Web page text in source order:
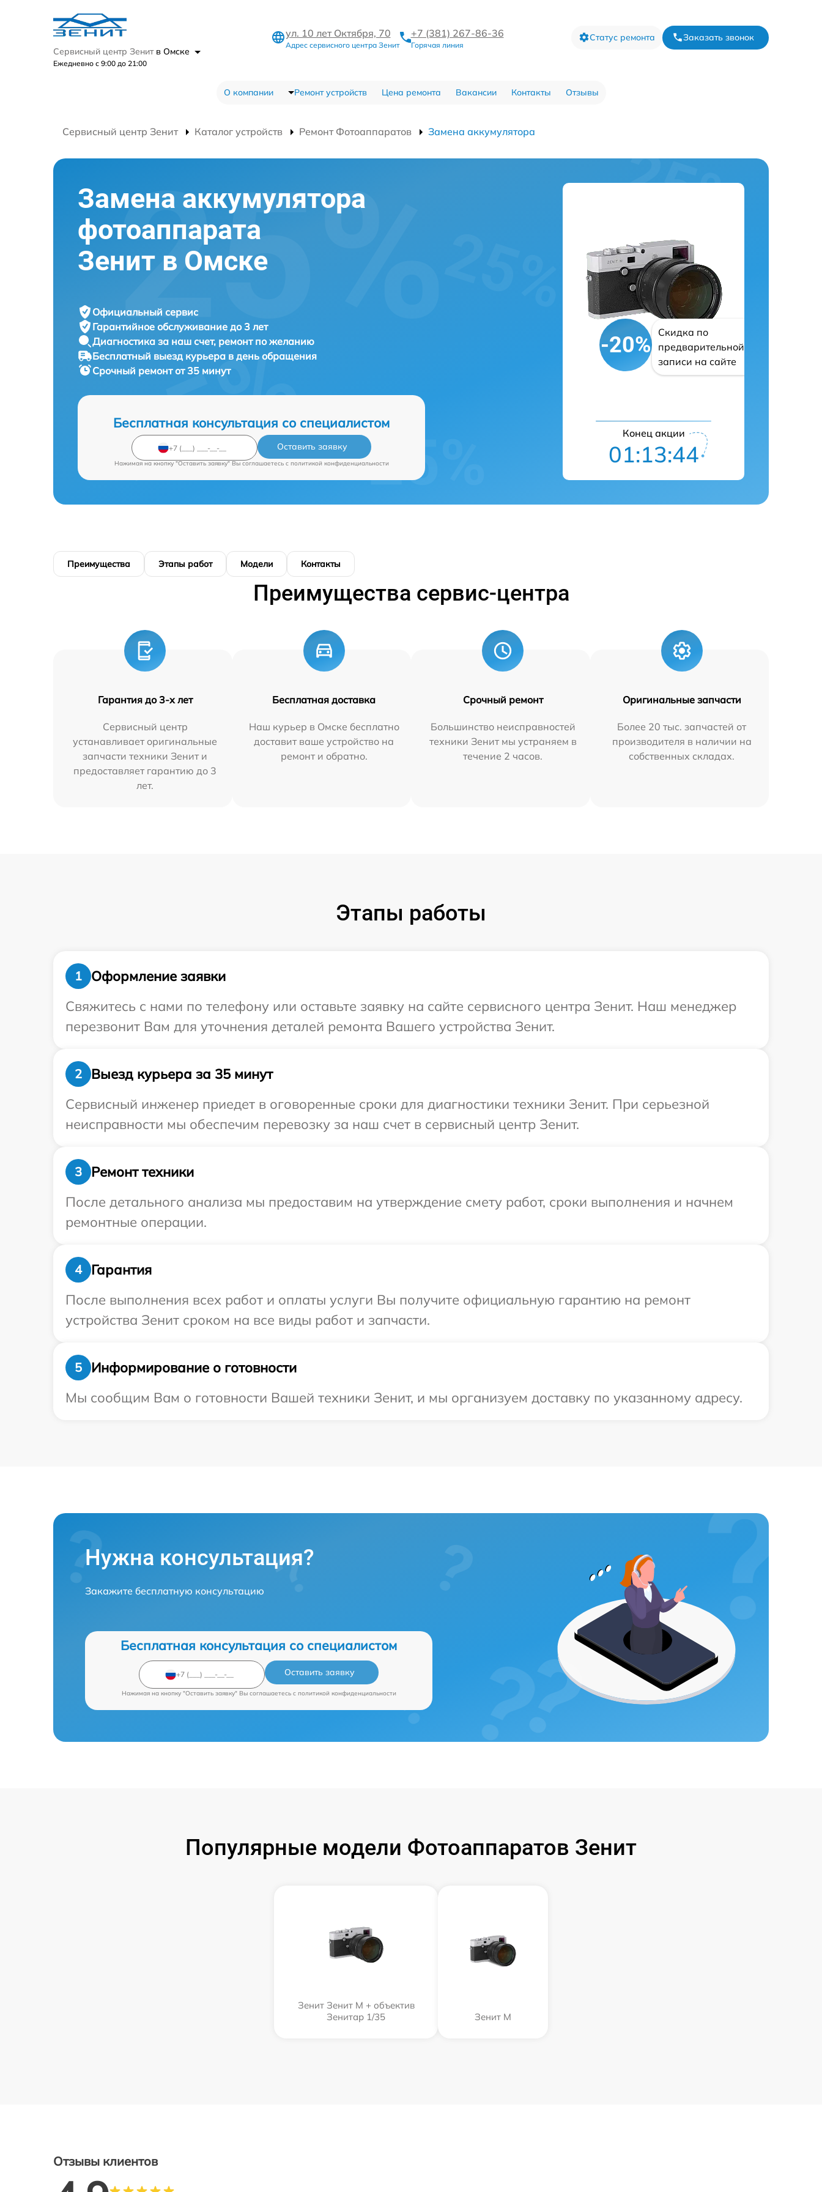
Сервисный центр Зенит в Омске
Ежедневно с 9:00 до 21:00
ул. 10 лет Октября, 70
Адрес сервисного центра Зенит
+7 (381) 267-86-36
Горячая линия
Статус ремонта Заказать звонок
О компании Ремонт устройств Цена ремонта Вакансии Контакты Отзывы
Сервисный центр Зенит Каталог устройств Ремонт Фотоаппаратов Замена аккумулятора
Замена аккумулятора
фотоаппарата
Зенит в Омске
Официальный сервис
Гарантийное обслуживание до 3 лет
Диагностика за наш счет, ремонт по желанию
Бесплатный выезд курьера в день обращения
Срочный ремонтот 35 минут
Бесплатная консультация со специалистом
Оставить заявку
Нажимая на кнопку "Оставить заявку" Вы соглашаетесь c политикой конфиденциальности
-20%
Скидка по
предварительной
записи на сайте
Конец акции
01:13:43
Преимущества Этапы работ Модели Контакты
Преимущества сервис-центра
Гарантия до 3-х лет
Сервисный центр
устанавливает оригинальные
запчасти техники Зенит и
предоставляет гарантию до 3
лет.
Бесплатная доставка
Наш курьер в Омске бесплатно
доставит ваше устройство на
ремонт и обратно.
Срочный ремонт
Большинство неисправностей
техники Зенит мы устраняем в
течение 2 часов.
Оригинальные запчасти
Более 20 тыс. запчастей от
производителя в наличии на
собственных складах.
Этапы работы
1
Оформление заявки
Свяжитесь с нами по телефону или оставьте заявку на сайте сервисного центра Зенит. Наш менеджер
перезвонит Вам для уточнения деталей ремонта Вашего устройства Зенит.
2
Выезд курьера за 35 минут
Сервисный инженер приедет в оговоренные сроки для диагностики техники Зенит. При серьезной
неисправности мы обеспечим перевозку за наш счет в сервисный центр Зенит.
3
Ремонт техники
После детального анализа мы предоставим на утверждение смету работ, сроки выполнения и начнем
ремонтные операции.
4
Гарантия
После выполнения всех работ и оплаты услуги Вы получите официальную гарантию на ремонт
устройства Зенит сроком на все виды работ и запчасти.
5
Информирование о готовности
Мы сообщим Вам о готовности Вашей техники Зенит, и мы организуем доставку по указанному адресу.
Нужна консультация?
Закажите бесплатную консультацию
Бесплатная консультация со специалистом
Оставить заявку
Нажимая на кнопку "Оставить заявку" Вы соглашаетесь c политикой конфиденциальности
Популярные модели Фотоаппаратов Зенит
Зенит Зенит М + объектив
Зенитар 1/35
Зенит M
Отзывы клиентов